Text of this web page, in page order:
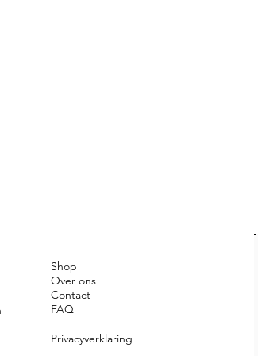
Shop
Over ons
Contact
FAQ
Privacyverklaring